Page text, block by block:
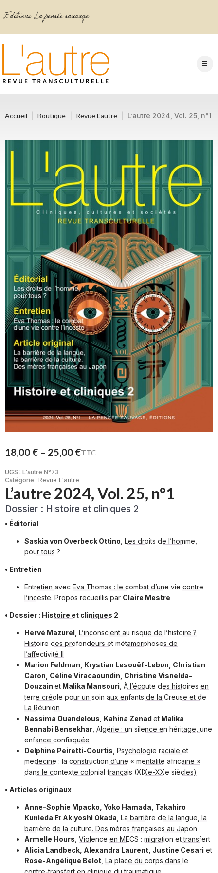
Accueil Boutique Revue L'autre L’autre 2024, Vol. 25, n°1
18,00 € – 25,00 €
Plage
de
prix :
18,00 €
à
25,00 €
TTC
UGS : L'autre N°73
Catégorie : Revue L'autre
L’autre 2024, Vol. 25, n°1
Dossier : Histoire et cliniques 2
• Éditorial
Saskia von Overbeck Ottino Les droits de l’homme,
pour tous ?
• Entretien
Entretien avec Eva Thomas : le combat d’une vie contre
l’inceste. Propos recueillis par Claire Mestre
• Dossier : Histoire et cliniques 2
Hervé Mazurel, L’inconscient au risque de l’histoire ?
Histoire des profondeurs et métamorphoses de
l’affectivité II
Marion Feldman, Krystian Lesouëf-Lebon, Christian
Caron, Céline Viracaoundin, Christine Visnelda-
Douzain et Malika Mansouri À l’écoute des histoires en
terre créole pour un soin aux enfants de la Creuse et de
La Réunion
Nassima Ouandelous, Kahina Zenad et Malika
Bennabi Bensekhar Algérie : un silence en héritage, une
enfance confisquée
Delphine Peiretti-Courtis Psychologie raciale et
médecine : la construction d’une « mentalité africaine »
dans le contexte colonial français (XIXe-XXe siècles)
• Articles originaux
Anne-Sophie Mpacko, Yoko Hamada, Takahiro
Kunieda Et Akiyoshi Okada La barrière de la langue, la
barrière de la culture. Des mères françaises au Japon
Armelle Hours Violence en MECS : migration et transfert
Alicia Landbeck, Alexandra Laurent, Justine Cesari et
Rose-Angélique Belot La place du corps dans le